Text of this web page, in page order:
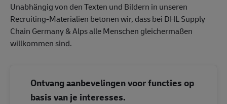
Unabhängig von den Texten und Bildern in unseren
Recruiting-Materialien betonen wir, dass bei DHL Supply
Chain Germany & Alps alle Menschen gleichermaßen
willkommen sind.
Ontvang aanbevelingen voor functies op
basis van je interesses.